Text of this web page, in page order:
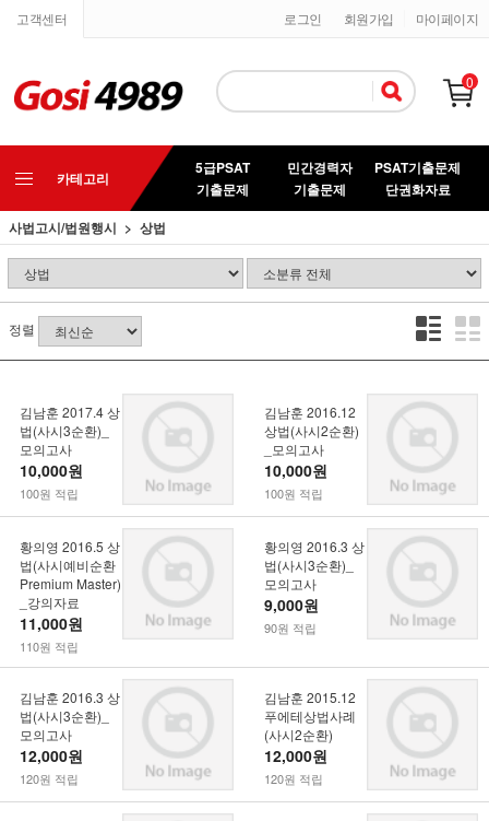
고객센터 마이페이지
회원가입
로그인
0
카테고리
5급PSAT
기출문제
민간경력자
기출문제
PSAT기출문제
단권화자료
사법고시/법원행시
상법
정렬
김남훈 2017.4 상
법(사시3순환)_
모의고사
10,000원
100원 적립
김남훈 2016.12
상법(사시2순환)
_모의고사
10,000원
100원 적립
황의영 2016.5 상
법(사시예비순환
Premium Master)
_강의자료
11,000원
110원 적립
황의영 2016.3 상
법(사시3순환)_
모의고사
9,000원
90원 적립
김남훈 2016.3 상
법(사시3순환)_
모의고사
12,000원
120원 적립
김남훈 2015.12
푸에테상법사례
(사시2순환)
12,000원
120원 적립